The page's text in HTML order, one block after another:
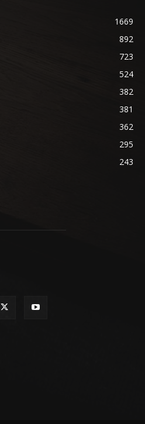
1669
892
723
524
382
381
362
295
243